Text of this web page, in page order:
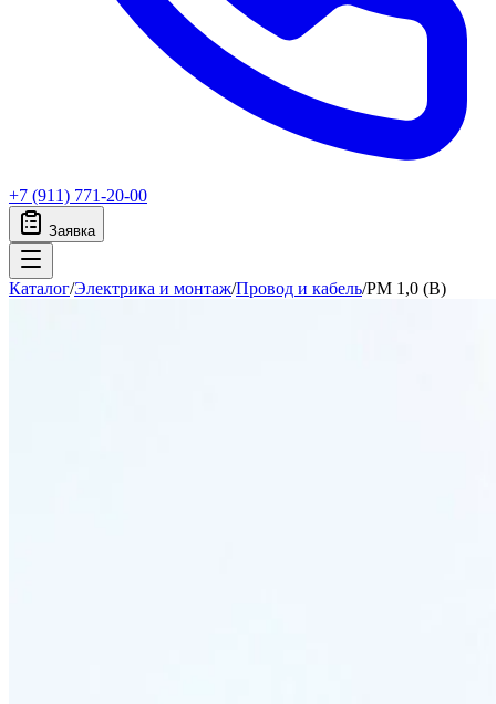
+7 (911) 771-20-00
Заявка
Каталог/Электрика и монтаж/Провод и кабель/PM 1,0 (B)